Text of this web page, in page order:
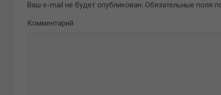
Ваш e-mail не будет опубликован. Обязательные поля
Комментарий